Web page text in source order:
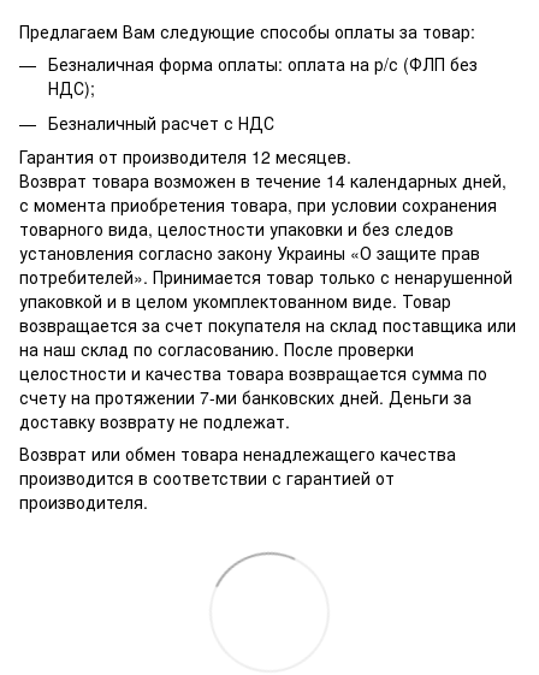
Предлагаем Вам следующие способы оплаты за товар:
Безналичная форма оплаты: оплата на р/с (ФЛП без
НДС);
Безналичный расчет с НДС
Гарантия от производителя 12 месяцев.
Возврат товара возможен в течение 14 календарных дней,
с момента приобретения товара, при условии сохранения
товарного вида, целостности упаковки и без следов
установления согласно закону Украины «О защите прав
потребителей». Принимается товар только с ненарушенной
упаковкой и в целом укомплектованном виде. Товар
возвращается за счет покупателя на склад поставщика или
на наш склад по согласованию. После проверки
целостности и качества товара возвращается сумма по
счету на протяжении 7-ми банковских дней. Деньги за
доставку возврату не подлежат.
Возврат или обмен товара ненадлежащего качества
производится в соответствии с гарантией от
производителя.